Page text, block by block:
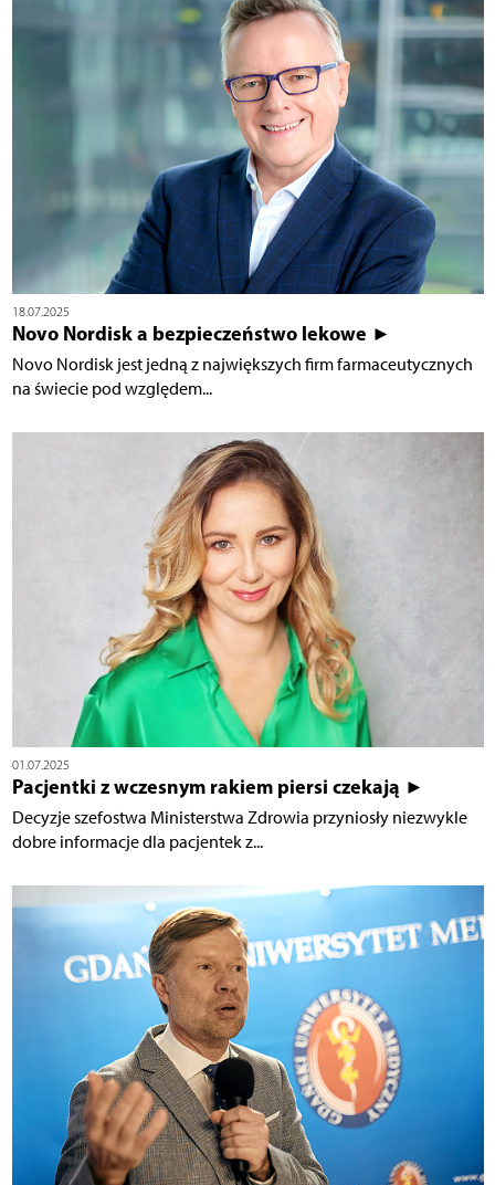
18.07.2025
Novo Nordisk a bezpieczeństwo lekowe ►
Novo Nordisk jest jedną z największych firm farmaceutycznych
na świecie pod względem...
01.07.2025
Pacjentki z wczesnym rakiem piersi czekają ►
Decyzje szefostwa Ministerstwa Zdrowia przyniosły niezwykle
dobre informacje dla pacjentek z...